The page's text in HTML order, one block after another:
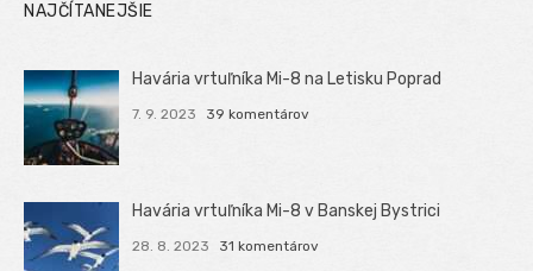
NAJČÍTANEJŠIE
Havária vrtuľníka Mi-8 na Letisku Poprad
7. 9. 2023 39 komentárov
Havária vrtuľníka Mi-8 v Banskej Bystrici
28. 8. 2023 31 komentárov